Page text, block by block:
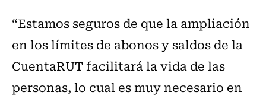
“Estamos seguros de que la ampliación
en los límites de abonos y saldos de la
CuentaRUT facilitará la vida de las
personas, lo cual es muy necesario en